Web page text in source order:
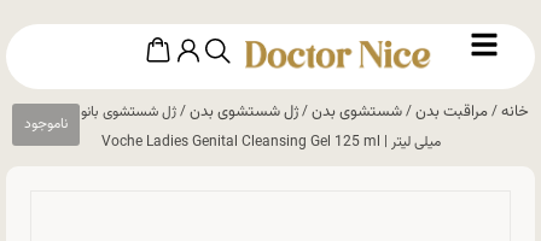
خانه/مراقبت بدن/شستشوی بدن/ژل شستشوی بدن
/ ژل شستشوی بانوان وچه 125
میلی لیتر | Voche Ladies Genital Cleansing Gel 125 ml